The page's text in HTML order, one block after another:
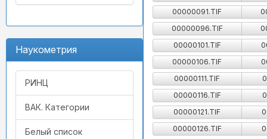
Наукометрия
РИНЦ
ВАК. Категории
Белый список
00000091.TIF
00000096.TIF
00000101.TIF
00000106.TIF
00000111.TIF
00000116.TIF
00000121.TIF
00000126.TIF